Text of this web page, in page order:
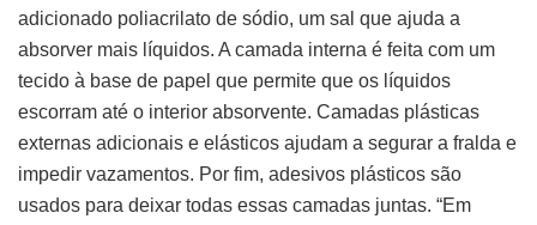
adicionado poliacrilato de sódio, um sal que ajuda a
absorver mais líquidos. A camada interna é feita com um
tecido à base de papel que permite que os líquidos
escorram até o interior absorvente. Camadas plásticas
externas adicionais e elásticos ajudam a segurar a fralda e
impedir vazamentos. Por fim, adesivos plásticos são
usados para deixar todas essas camadas juntas. “Em